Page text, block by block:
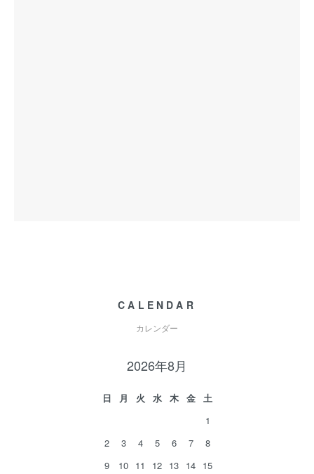
CALENDAR
カレンダー
2026年8月
日 月 火 水 木 金
土
1
2
3 4 5 6 7
8
9
10 11 12 13 14 15